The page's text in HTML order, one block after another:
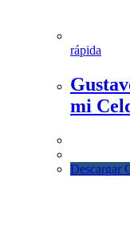
rápida
mi
Descargar